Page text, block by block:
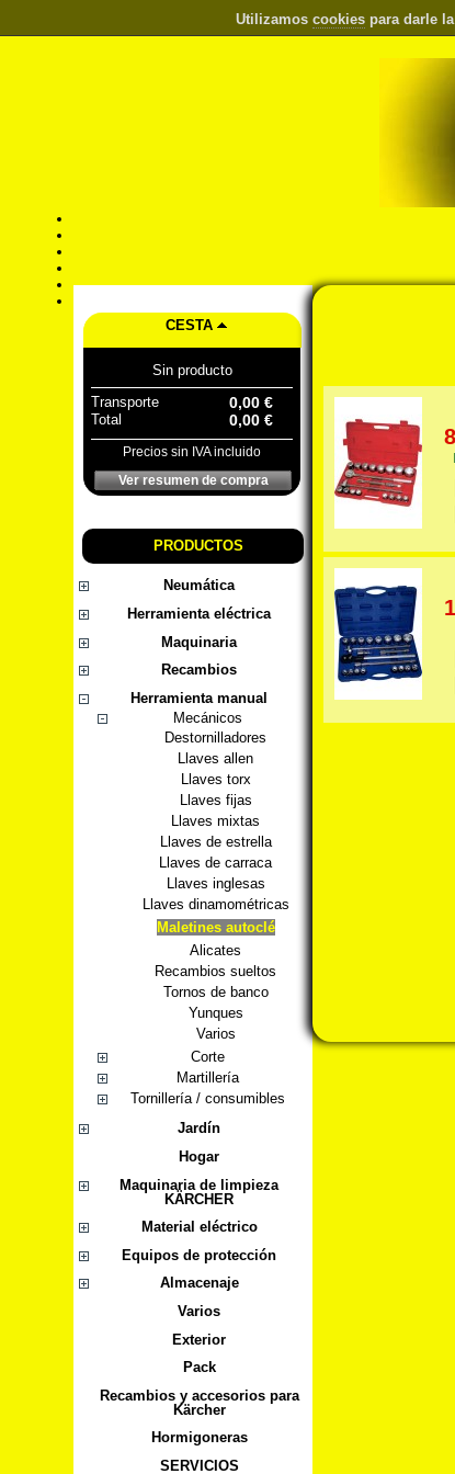
Utilizamos cookies para darle
CESTA
Sin producto
Transporte
0,00 €
Total 0,00 €
Precios sin IVA incluido
Ver resumen de compra
PRODUCTOS
Neumática
Herramienta eléctrica
Maquinaria
Recambios
Herramienta manual
Mecánicos
Destornilladores
Llaves allen
Llaves torx
Llaves fijas
Llaves mixtas
Llaves de estrella
Llaves de carraca
Llaves inglesas
Llaves dinamométricas
Maletines autoclé
Alicates
Recambios sueltos
Tornos de banco
Yunques
Varios
Corte
Martillería
Tornillería / consumibles
Jardín
Hogar
Maquinaria de limpieza
KÄRCHER
Material eléctrico
Equipos de protección
Almacenaje
Varios
Exterior
Pack
Recambios y accesorios para
Kärcher
Hormigoneras
SERVICIOS